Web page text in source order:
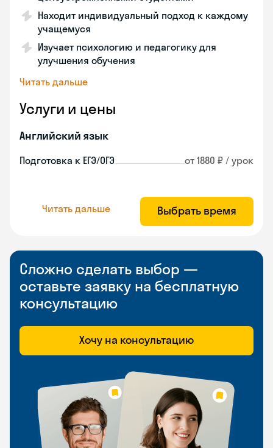
Находит индивидуальный подход к каждому
учащемуся
Изучает психологию и педагогику для
улучшения обучения
Читать дальше
Услуги и цены
Английский язык
Подготовка к ЕГЭ/ОГЭ от 1880 ₽ / урок
Читать дальше Выбрать время
Сложно сделать выбор —
оставьте заявку на бесплатную
консультацию
Хочу на консультацию